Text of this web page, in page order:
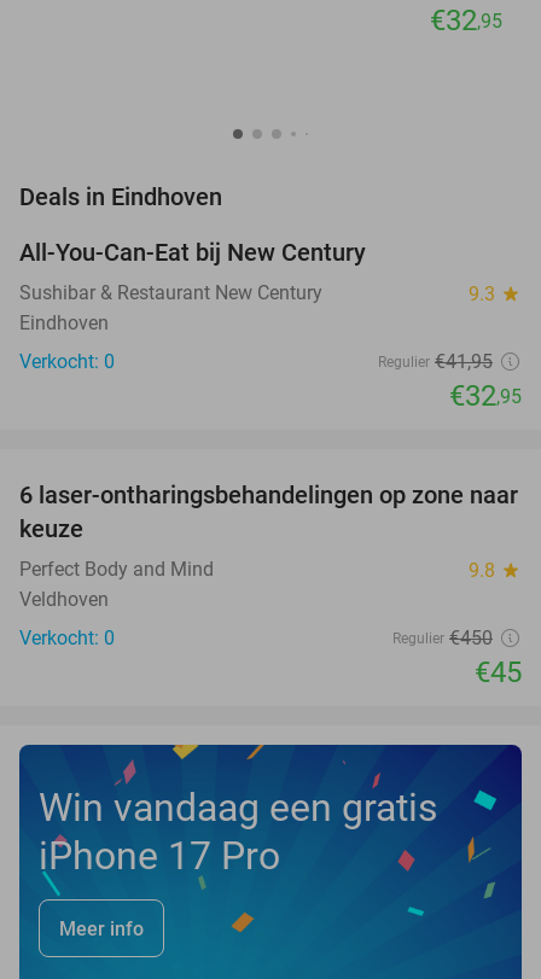
€32,95
Deals in Eindhoven
TODAY
All-You-Can-Eat bij New Century
Sushibar & Restaurant New Century 9.3 star
Eindhoven
Verkocht: 0
Regulier €41,95
€32,95
90%
TODAY
6 laser-ontharingsbehandelingen op zone naar
keuze
Perfect Body and Mind 9.8 star
Veldhoven
Verkocht: 0
Regulier €450
€45
Win vandaag een gratis
iPhone 17 Pro
Meer info